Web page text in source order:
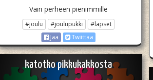
Vain perheen pienimmille
#joulu #joulupukki
#lapset
Jaa
Twiittaa
katotko pikkukakkosta